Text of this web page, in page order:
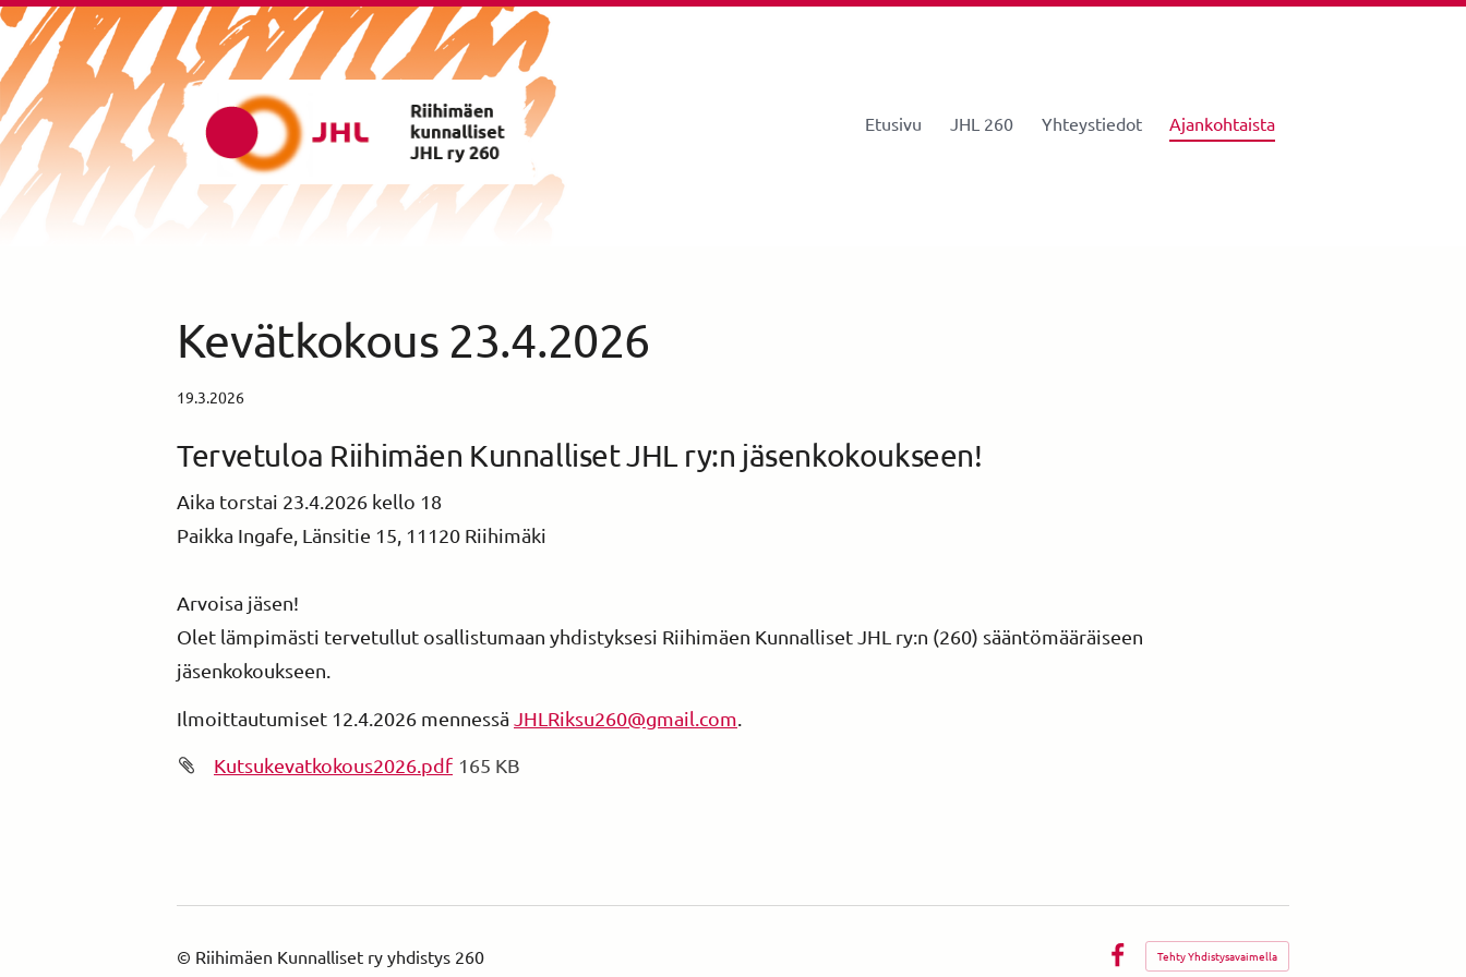
Siirry
sivun
sisältöön
Riihimäen Kunnalliset ry yhdistys 260
Etusivu JHL 260 Yhteystiedot Ajankohtaista
Kevätkokous 23.4.2026
19.3.2026
Tervetuloa Riihimäen Kunnalliset JHL ry:n jäsenkokoukseen!
Aika torstai 23.4.2026 kello 18
Paikka Ingafe, Länsitie 15, 11120 Riihimäki
Arvoisa jäsen!
Olet lämpimästi tervetullut osallistumaan yhdistyksesi Riihimäen Kunnalliset JHL ry:n (260) sääntömääräiseen
jäsenkokoukseen.
Ilmoittautumiset 12.4.2026 mennessä JHLRiksu260@gmail.com
Kutsukevatkokous2026.pdf 165 KB
© Riihimäen Kunnalliset ry yhdistys 260
Tehty Yhdistysavaimella